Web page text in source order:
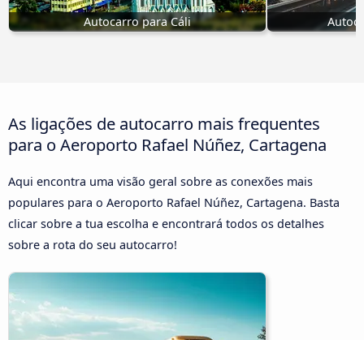
Autocarro para Cáli
As ligações de autocarro mais frequentes
para o Aeroporto Rafael Núñez, Cartagena
Aqui encontra uma visão geral sobre as conexões mais
populares para o Aeroporto Rafael Núñez, Cartagena. Basta
clicar sobre a tua escolha e encontrará todos os detalhes
sobre a rota do seu autocarro!